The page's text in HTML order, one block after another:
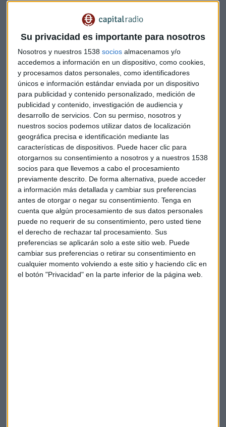
Su privacidad es importante para nosotros
Nosotros y nuestros 1538 socios almacenamos y/o
accedemos a información en un dispositivo, como cookies,
y procesamos datos personales, como identificadores
únicos e información estándar enviada por un dispositivo
para publicidad y contenido personalizado, medición de
publicidad y contenido, investigación de audiencia y
desarrollo de servicios. Con su permiso, nosotros y
nuestros socios podemos utilizar datos de localización
geográfica precisa e identificación mediante las
características de dispositivos. Puede hacer clic para
otorgarnos su consentimiento a nosotros y a nuestros 1538
socios para que llevemos a cabo el procesamiento
previamente descrito. De forma alternativa, puede acceder
a información más detallada y cambiar sus preferencias
antes de otorgar o negar su consentimiento. Tenga en
cuenta que algún procesamiento de sus datos personales
puede no requerir de su consentimiento, pero usted tiene
el derecho de rechazar tal procesamiento. Sus
preferencias se aplicarán solo a este sitio web. Puede
cambiar sus preferencias o retirar su consentimiento en
cualquier momento volviendo a este sitio y haciendo clic en
el botón "Privacidad" en la parte inferior de la página web.
¿Podrán los fondos europeos impulsar la recuperación
del IBEX?
Estamos en julio, en pleno verano. Se suele tener la creencia
de que estatemporada estival no es buena para la bolsa
¿Eso es así realmente o es una percepción? ¿Es fundada o
todo lo contrario?
"Es unaleyenda urbanay la estadística no sostiene este
tipo de afirmaciones", apunta el analista quien considera
que no existe una "evidencia empírica sobre este asunto".
Y este verano, en concreto, hacia dónde tenemos que mirar
y qué podemos esperar de los mercados.¿Optimistas o no?
De cara al comportamiento de las bolsas en los próximos
meses, considera Alvargonzález que uno de los puntos
negativos pasa por "unos datos macro demasiado buenos"
y la "inactividad de la Reserva Federal (FED)".
"LaFED va a moderar las compras de bonos, eso lo tengo
claro", apostilla el experto quien, pese a todo, considera que